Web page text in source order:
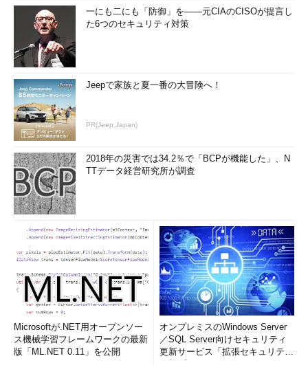
一にも二にも「防御」を――元CIAのCISOが提言し
た6つのセキュリティ対策
Jeepで家族と夏一番の大冒険へ！
PR(Jeep Japan)
2018年の災害では34.2％で「BCPが機能した」、N
TTデータ経営研究所が調査
Microsoftが.NET用オープンソー
ス機械学習フレームワークの最新
版「ML.NET 0.11」を公開
オンプレミスのWindows Server
／SQL Server向けセキュリティ
更新サービス「拡張セキュリティ